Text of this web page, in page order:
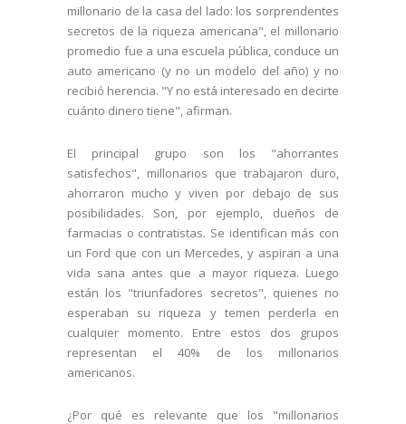
millonario de la casa del lado: los sorprendentes
secretos de la riqueza americana", el millonario
promedio fue a una escuela pública, conduce un
auto americano (y no un modelo del año) y no
recibió herencia. "Y no está interesado en decirte
cuánto dinero tiene", afirman.
El principal grupo son los "ahorrantes
satisfechos", millonarios que trabajaron duro,
ahorraron mucho y viven por debajo de sus
posibilidades. Son, por ejemplo, dueños de
farmacias o contratistas. Se identifican más con
un Ford que con un Mercedes, y aspiran a una
vida sana antes que a mayor riqueza. Luego
están los "triunfadores secretos", quienes no
esperaban su riqueza y temen perderla en
cualquier momento. Entre estos dos grupos
representan el 40% de los millonarios
americanos.
¿Por qué es relevante que los "millonarios